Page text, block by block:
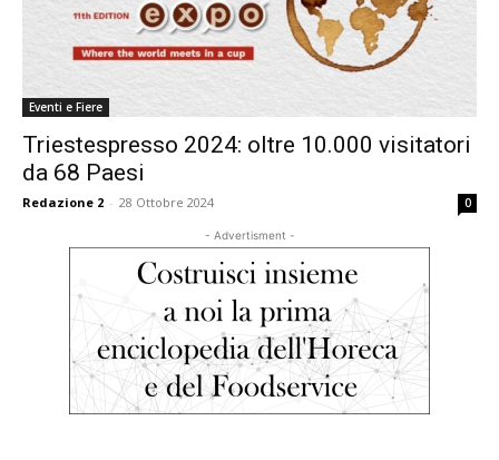
Eventi e Fiere
Triestespresso 2024: oltre 10.000 visitatori
da 68 Paesi
Redazione 2 - 28 Ottobre 2024 0
- Advertisment -